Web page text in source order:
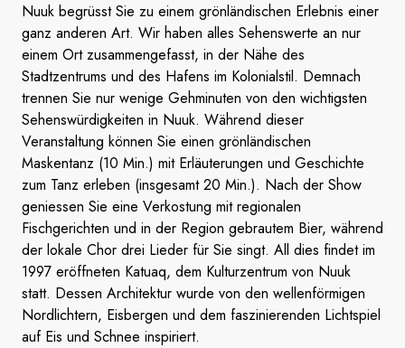
Nuuk begrüsst Sie zu einem grönländischen Erlebnis einer
ganz anderen Art. Wir haben alles Sehenswerte an nur
einem Ort zusammengefasst, in der Nähe des
Stadtzentrums und des Hafens im Kolonialstil. Demnach
trennen Sie nur wenige Gehminuten von den wichtigsten
Sehenswürdigkeiten in Nuuk. Während dieser
Veranstaltung können Sie einen grönländischen
Maskentanz (10 Min.) mit Erläuterungen und Geschichte
zum Tanz erleben (insgesamt 20 Min.). Nach der Show
geniessen Sie eine Verkostung mit regionalen
Fischgerichten und in der Region gebrautem Bier, während
der lokale Chor drei Lieder für Sie singt. All dies findet im
1997 eröffneten Katuaq, dem Kulturzentrum von Nuuk
statt. Dessen Architektur wurde von den wellenförmigen
Nordlichtern, Eisbergen und dem faszinierenden Lichtspiel
auf Eis und Schnee inspiriert.